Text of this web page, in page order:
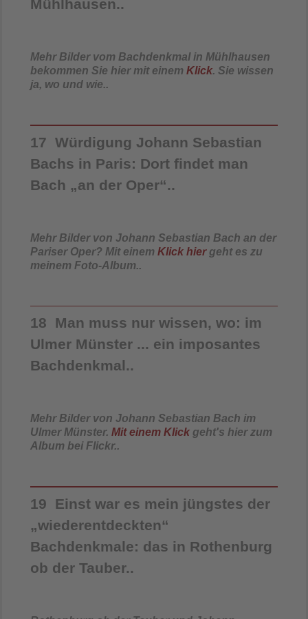
Mühlhausen..
Mehr Bilder vom Bachdenkmal in Mühlhausen
bekommen Sie hier mit einem Klick. Sie wissen
ja, wo und wie..
17 Würdigung Johann Sebastian
Bachs in Paris: Dort findet man
Bach „an der Oper“..
Mehr Bilder von Johann Sebastian Bach an der
Pariser Oper? Mit einem Klick hier geht es zu
meinem Foto-Album..
18 Man muss nur wissen, wo: im
Ulmer Münster ... ein imposantes
Bachdenkmal..
Mehr Bilder von Johann Sebastian Bach im
Ulmer Münster. Mit einem Klick geht's hier zum
Album bei Flickr..
19 Einst war es mein jüngstes der
„wiederentdeckten“
Bachdenkmale: das in Rothenburg
ob der Tauber..